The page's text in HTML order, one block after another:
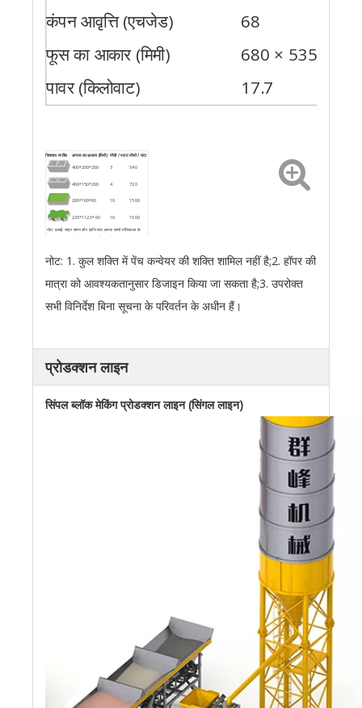
कंपन आवृत्ति (एचजेड)
68
फूस का आकार (मिमी)
680 × 535
पावर (किलोवाट)
17.7
विख्यात व्यक्ति उत्पाद का आकार (मिमी) पीसी / पाल्ट पीसी / घंटा
400*200*200 3 540
400*150*200 4 720
200*100*60 10 1500
225*112.5*60 10 1500
नोट: ढलाई चक्र समय और प्रति घंटा क्षमता कच्चे मतिरलाल के
अनुपात और गुणवत्ता के अनुसार बदली जाएगी।
नोट: 1. कुल शक्ति में पेंच कन्वेयर की शक्ति शामिल नहीं है;2. हॉपर की
मात्रा को आवश्यकतानुसार डिजाइन किया जा सकता है;3. उपरोक्त
सभी विनिर्देश बिना सूचना के परिवर्तन के अधीन हैं।
प्रोडक्शन लाइन
सिंपल ब्लॉक मेकिंग प्रोडक्शन लाइन (सिंगल लाइन)